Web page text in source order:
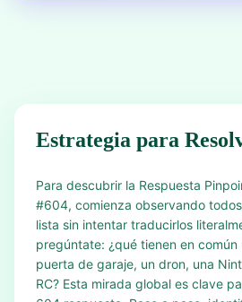
Estrategia para
Para descubrir la Respuesta
#604, comienza observando
lista sin intentar traducirlos
pregúntate: ¿qué tienen en común
puerta de garaje, un dron, una
RC? Esta mirada global es clave